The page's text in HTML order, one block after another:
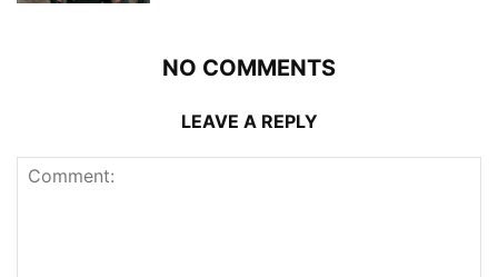
NO COMMENTS
LEAVE A REPLY